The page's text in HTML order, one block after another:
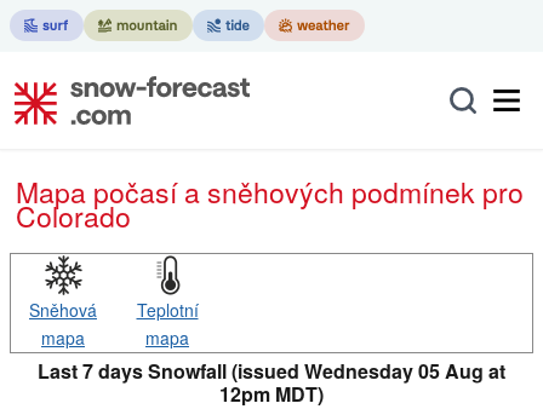
Mapa počasí a sněhových podmínek pro
Colorado
Sněhová
mapa
Teplotní
mapa
Last 7 days Snowfall (issued Wednesday 05 Aug at
12pm MDT)